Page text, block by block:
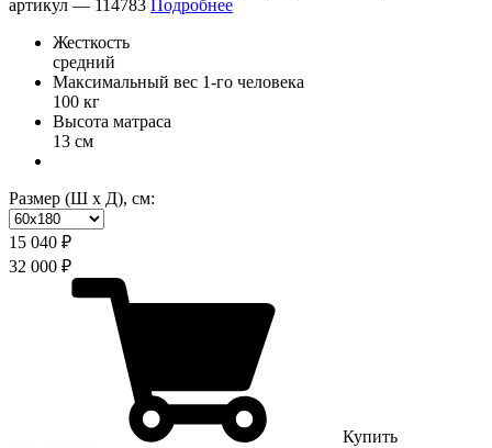
артикул — 114783 Подробнее
Жесткость
средний
Максимальный вес 1-го человека
100 кг
Высота матраса
13 см
Размер (Ш х Д), см:
15 040 ₽
32 000 ₽
Купить